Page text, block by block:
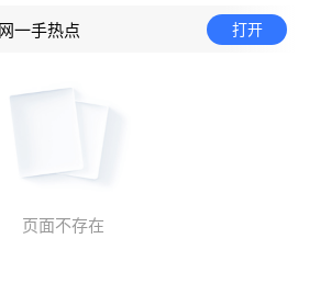
一手热点 打开
页面不存在